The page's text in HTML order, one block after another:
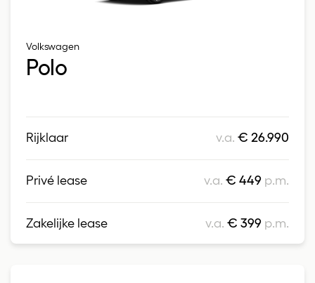
Volkswagen
Polo
Rijklaar v.a.€ 26.990
Privé lease v.a.€ 449 p.m.
Zakelijke lease v.a.€ 399 p.m.